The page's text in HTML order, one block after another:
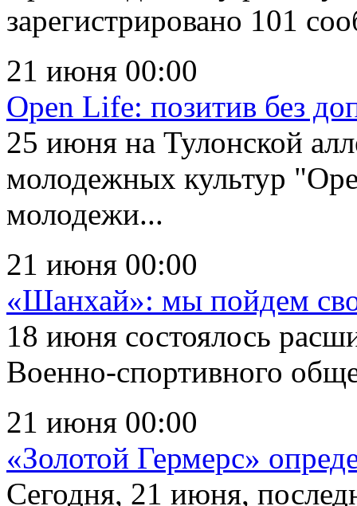
зарегистрировано 101
21 июня 00:00
Open Life: позитив без
25 июня на Тулонской
молодежных культур
молодежи...
21 июня 00:00
«Шанхай»: мы пойдем
18 июня состоялось
Военно-спортивного
21 июня 00:00
«Золотой Гермерс»
Сегодня, 21 июня,